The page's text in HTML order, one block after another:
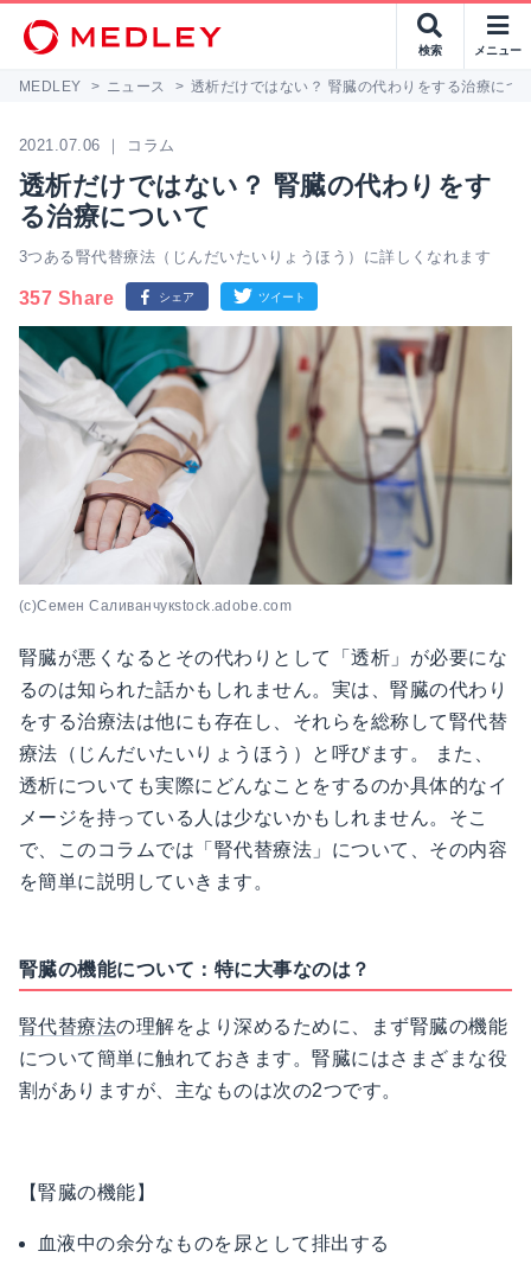
検索 メニュー
MEDLEY > ニュース > 透析だけではない？ 腎臓の代わりをする治療につ
2021.07.06 ｜ コラム
透析だけではない？ 腎臓の代わりをす
る治療について
3つある腎代替療法（じんだいたいりょうほう）に詳しくなれます
357 Share
(c)Семен Саливанчукstock.adobe.com
腎臓が悪くなるとその代わりとして「透析」が必要にな
るのは知られた話かもしれません。実は、腎臓の代わり
をする治療法は他にも存在し、それらを総称して腎代替
療法（じんだいたいりょうほう）と呼びます。 また、
透析についても実際にどんなことをするのか具体的なイ
メージを持っている人は少ないかもしれません。そこ
で、このコラムでは「腎代替療法」について、その内容
を簡単に説明していきます。
腎臓の機能について：特に大事なのは？
腎代替療法の理解をより深めるために、まず腎臓の機能
について簡単に触れておきます。腎臓にはさまざまな役
割がありますが、主なものは次の2つです。
【腎臓の機能】
血液中の余分なものを尿として排出する